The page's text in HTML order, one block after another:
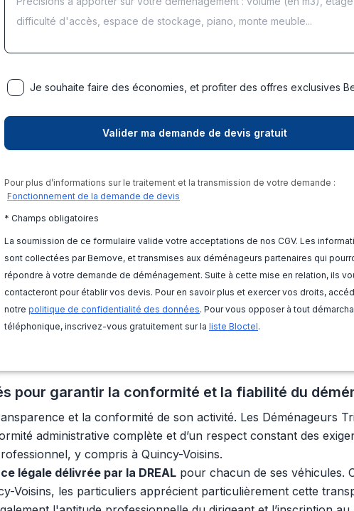
Je souhaite faire des économies, et profiter des offres exclusives
Pour plus d’informations sur le traitement et la transmission de votre demande :
Fonctionnement de la demande de devis
* Champs obligatoires
La soumission de ce formulaire valide votre acceptations de nos CGV. Les
sont collectées par Bemove, et transmises aux déménageurs partenaires qui
répondre à votre demande de déménagement. Suite à cette mise en relation, ils
contacteront pour établir vos devis. Pour en savoir plus et exercer vos droits,
notre politique de confidentialité des données. Pour vous opposer à tout
téléphonique, inscrivez-vous gratuitement sur la liste Bloctel.
pour garantir la conformité et la fiabilité du
et la conformité de son activité. Les Déménageurs
administrative complète et d’un respect constant des
y compris à Quincy-Voisins.
légale délivrée par la DREAL pour chacun de ses véhicules.
Voisins, les particuliers apprécient particulièrement cette